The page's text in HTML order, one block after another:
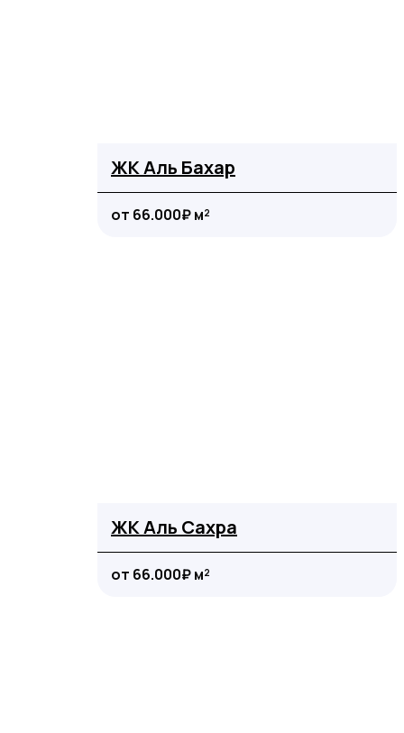
ЖК Аль Бахар
от 66.000₽ м²
ЖК Аль Сахра
от 66.000₽ м²